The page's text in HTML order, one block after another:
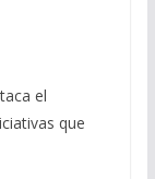
el
que